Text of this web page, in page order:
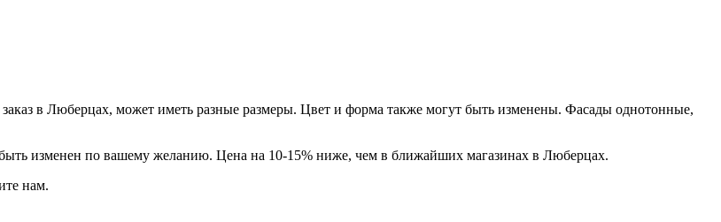
в Люберцах, может иметь разные размеры. Цвет и форма также могут быть изменены. Фасады однотонные,
изменен по вашему желанию. Цена на 10-15% ниже, чем в ближайших магазинах в Люберцах.
нам.